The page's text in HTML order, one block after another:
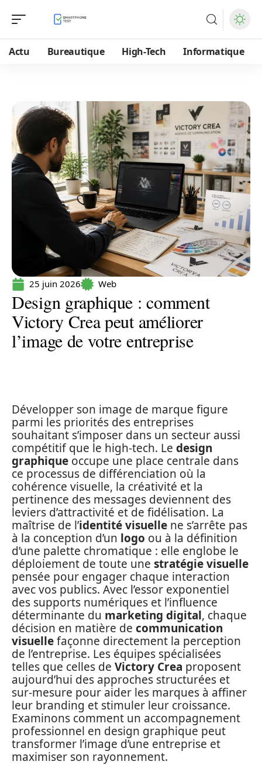
Actu Bureautique High-Tech Informatique
25 juin 2026 Web
Design graphique : comment
Victory Crea peut améliorer
l’image de votre entreprise
Développer son image de marque figure
parmi les priorités des entreprises
souhaitant s’imposer dans un secteur aussi
compétitif que le high-tech. Le design
graphique occupe une place centrale dans
ce processus de différenciation où la
cohérence visuelle, la créativité et la
pertinence des messages deviennent des
leviers d’attractivité et de fidélisation. La
maîtrise de l’identité visuelle ne s’arrête pas
à la conception d’un logo ou à la définition
d’une palette chromatique : elle englobe le
déploiement de toute une stratégie visuelle
pensée pour engager chaque interaction
avec vos publics. Avec l’essor exponentiel
des supports numériques et l’influence
déterminante du marketing digital, chaque
décision en matière de communication
visuellefaçonne directement la perception
de l’entreprise. Les équipes spécialisées
telles que celles de Victory Crea proposent
aujourd’hui des approches structurées et
sur-mesure pour aider les marques à affiner
leur branding et stimuler leur croissance.
Examinons comment un accompagnement
professionnel en design graphique peut
transformer l’image d’une entreprise et
maximiser son rayonnement.